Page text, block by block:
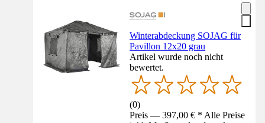
Winterabdeckung SOJAG für
Pavillon 12x20 grau
Artikel wurde noch nicht
bewertet.
(0)
Preis — 397,00 € * Alle Preise